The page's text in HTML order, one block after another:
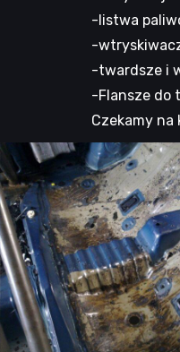
-listwa
-
-twardsze i
-Flansze do
Czekamy na